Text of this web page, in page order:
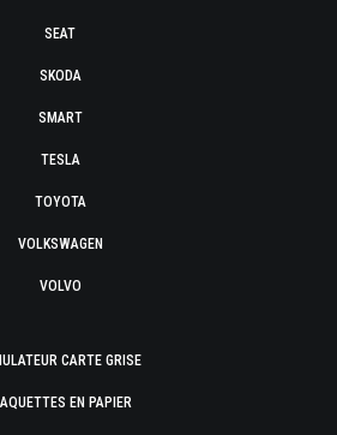
SEAT
SKODA
SMART
TESLA
TOYOTA
VOLKSWAGEN
VOLVO
CARTE GRISE
EN PAPIER